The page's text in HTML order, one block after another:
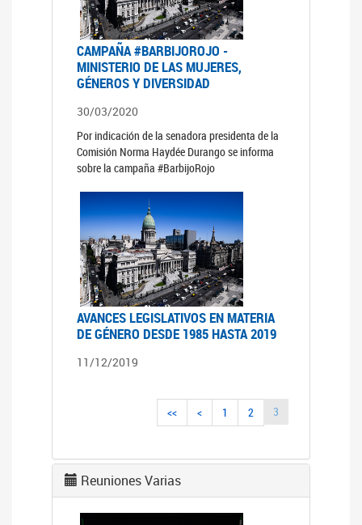
CAMPAÑA #BARBIJOROJO -
MINISTERIO DE LAS MUJERES,
GÉNEROS Y DIVERSIDAD
30/03/2020
Por indicación de la senadora presidenta de la
Comisión Norma Haydée Durango se informa
sobre la campaña #BarbijoRojo
AVANCES LEGISLATIVOS EN MATERIA
DE GÉNERO DESDE 1985 HASTA 2019
11/12/2019
<< < 1 2 3
Reuniones Varias